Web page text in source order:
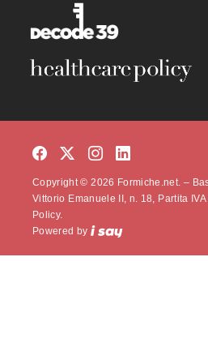
Copyright © 2026 Formiche.net. –
Vittorio Emanuele II, n. 18, Partita IVA
Policy.
Powered by